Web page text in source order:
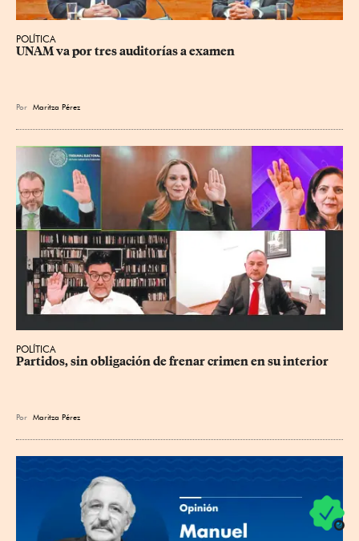
POLÍTICA
UNAM va por tres auditorías a examen
Por Maritza Pérez
POLÍTICA
Partidos, sin obligación de frenar crimen en su interior
Por Maritza Pérez